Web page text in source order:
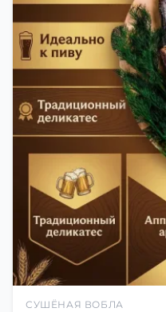
СУШЁНАЯ ВОБЛА